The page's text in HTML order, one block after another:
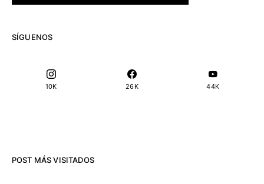
SÍGUENOS
10K 26K 44K
POST MÁS VISITADOS